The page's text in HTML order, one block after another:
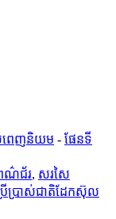
េញនិយម - ផែនទី
ណ៌ជ័រ, សរសៃ
រើប្រាស់ជាតិដែកស៊ុល